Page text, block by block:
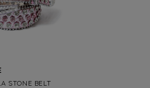
STONE BELT